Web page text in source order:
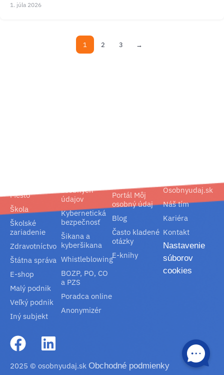
1. júla 2026
1 2 3 →
Mesto
Škola
Školské
zariadenie
Zdravotníctvo
Štátna správa
E-shop
Malý podnik
Veľký podnik
Iný subjekt
osobných
údajov
Kybernetická
bezpečnosť
Šikana a
kyberšikana
Whistleblowing
BOZP, PO, CO
a PZS
Poradca online
Anonymizér
Portál Môj
osobný údaj
Blog
Často kladené
otázky
E-knihy
Osobnyudaj.sk
Náš tím
Kariéra
Kontakt
Nastavenie
súborov
cookies
2025 © osobnyudaj.sk Obchodné podmienky